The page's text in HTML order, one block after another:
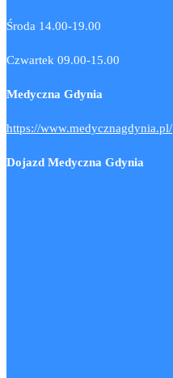
Środa 14.00-19.00
Czwartek 09.00-15.00
Medyczna Gdynia
https://www.medycznagdynia.pl/
Dojazd Medyczna Gdynia